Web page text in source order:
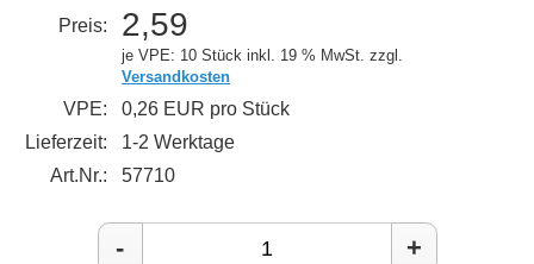
Preis: 2,59
je VPE: 10 Stück inkl. 19 % MwSt. zzgl.
Versandkosten
VPE:
0,26 EUR pro Stück
Lieferzeit:
1-2 Werktage
Art.Nr.:
57710
- +